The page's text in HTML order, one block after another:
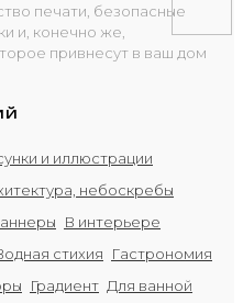
печати, безопасные
и, конечно же,
привнесут в ваш дом
и иллюстрации
небоскребы
В интерьере
стихия
Гастрономия
Градиент Для ванной